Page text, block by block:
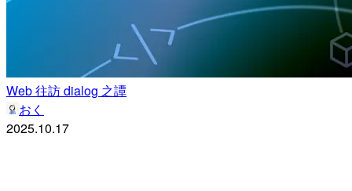
Web 往訪 dialog 之譚
おく
2025.10.17